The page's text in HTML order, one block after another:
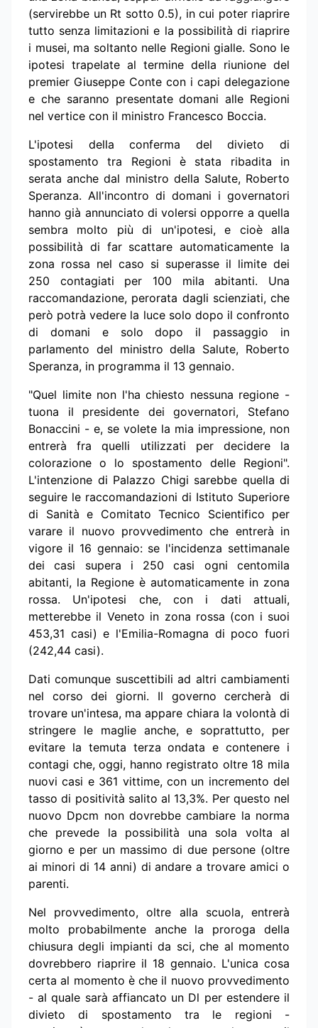
(servirebbe un Rt sotto 0.5), in cui poter riaprire
tutto senza limitazioni e la possibilità di riaprire
i musei, ma soltanto nelle Regioni gialle. Sono le
ipotesi trapelate al termine della riunione del
premier Giuseppe Conte con i capi delegazione
e che saranno presentate domani alle Regioni
nel vertice con il ministro Francesco Boccia.
L'ipotesi della conferma del divieto di
spostamento tra Regioni è stata ribadita in
serata anche dal ministro della Salute, Roberto
Speranza. All'incontro di domani i governatori
hanno già annunciato di volersi opporre a quella
sembra molto più di un'ipotesi, e cioè alla
possibilità di far scattare automaticamente la
zona rossa nel caso si superasse il limite dei
250 contagiati per 100 mila abitanti. Una
raccomandazione, perorata dagli scienziati, che
però potrà vedere la luce solo dopo il confronto
di domani e solo dopo il passaggio in
parlamento del ministro della Salute, Roberto
Speranza, in programma il 13 gennaio.
"Quel limite non l'ha chiesto nessuna regione -
tuona il presidente dei governatori, Stefano
Bonaccini - e, se volete la mia impressione, non
entrerà fra quelli utilizzati per decidere la
colorazione o lo spostamento delle Regioni".
L'intenzione di Palazzo Chigi sarebbe quella di
seguire le raccomandazioni di Istituto Superiore
di Sanità e Comitato Tecnico Scientifico per
varare il nuovo provvedimento che entrerà in
vigore il 16 gennaio: se l'incidenza settimanale
dei casi supera i 250 casi ogni centomila
abitanti, la Regione è automaticamente in zona
rossa. Un'ipotesi che, con i dati attuali,
metterebbe il Veneto in zona rossa (con i suoi
453,31 casi) e l'Emilia-Romagna di poco fuori
(242,44 casi).
Dati comunque suscettibili ad altri cambiamenti
nel corso dei giorni. Il governo cercherà di
trovare un'intesa, ma appare chiara la volontà di
stringere le maglie anche, e soprattutto, per
evitare la temuta terza ondata e contenere i
contagi che, oggi, hanno registrato oltre 18 mila
nuovi casi e 361 vittime, con un incremento del
tasso di positività salito al 13,3%. Per questo nel
nuovo Dpcm non dovrebbe cambiare la norma
che prevede la possibilità una sola volta al
giorno e per un massimo di due persone (oltre
ai minori di 14 anni) di andare a trovare amici o
parenti.
Nel provvedimento, oltre alla scuola, entrerà
molto probabilmente anche la proroga della
chiusura degli impianti da sci, che al momento
dovrebbero riaprire il 18 gennaio. L'unica cosa
certa al momento è che il nuovo provvedimento
- al quale sarà affiancato un Dl per estendere il
divieto di spostamento tra le regioni -